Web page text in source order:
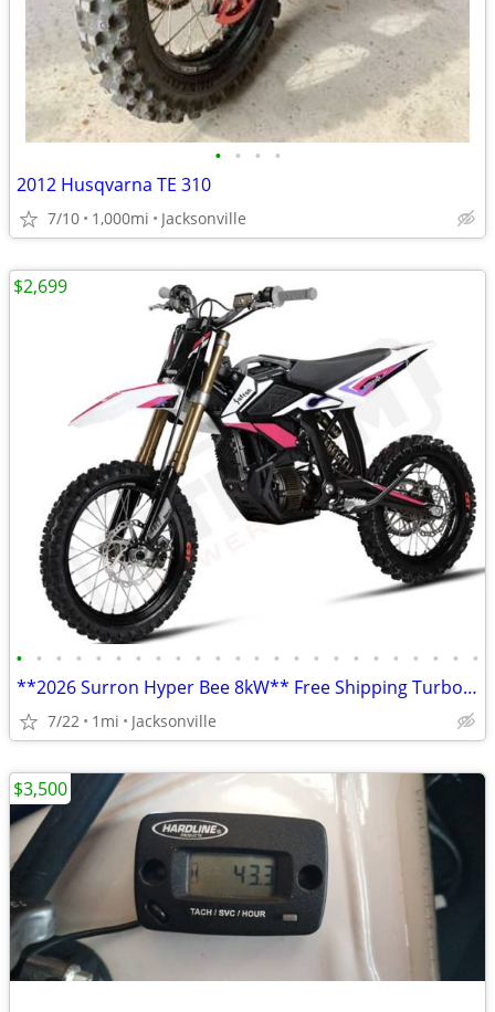
• • • •
2012 Husqvarna TE 310
7/10 1,000mi Jacksonville
• • • • • • • • • • • • • • • • • • • • • • • •
**2026 Surron Hyper Bee 8kW** Free Shipping Turbopowersports,com
7/22 1mi Jacksonville
$2,699
$3,500